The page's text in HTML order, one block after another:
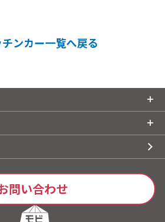
カシャカポテ
焼き、ジャンボ牛
しらなみ熟成豚の
ルコールフリー
シュ、ノンアル
ヒー、アイスカ
コーヒー、ウィ
トカフェ・オ・
ットチョコ、コ
ンカー一覧へ戻る
問い合わせ